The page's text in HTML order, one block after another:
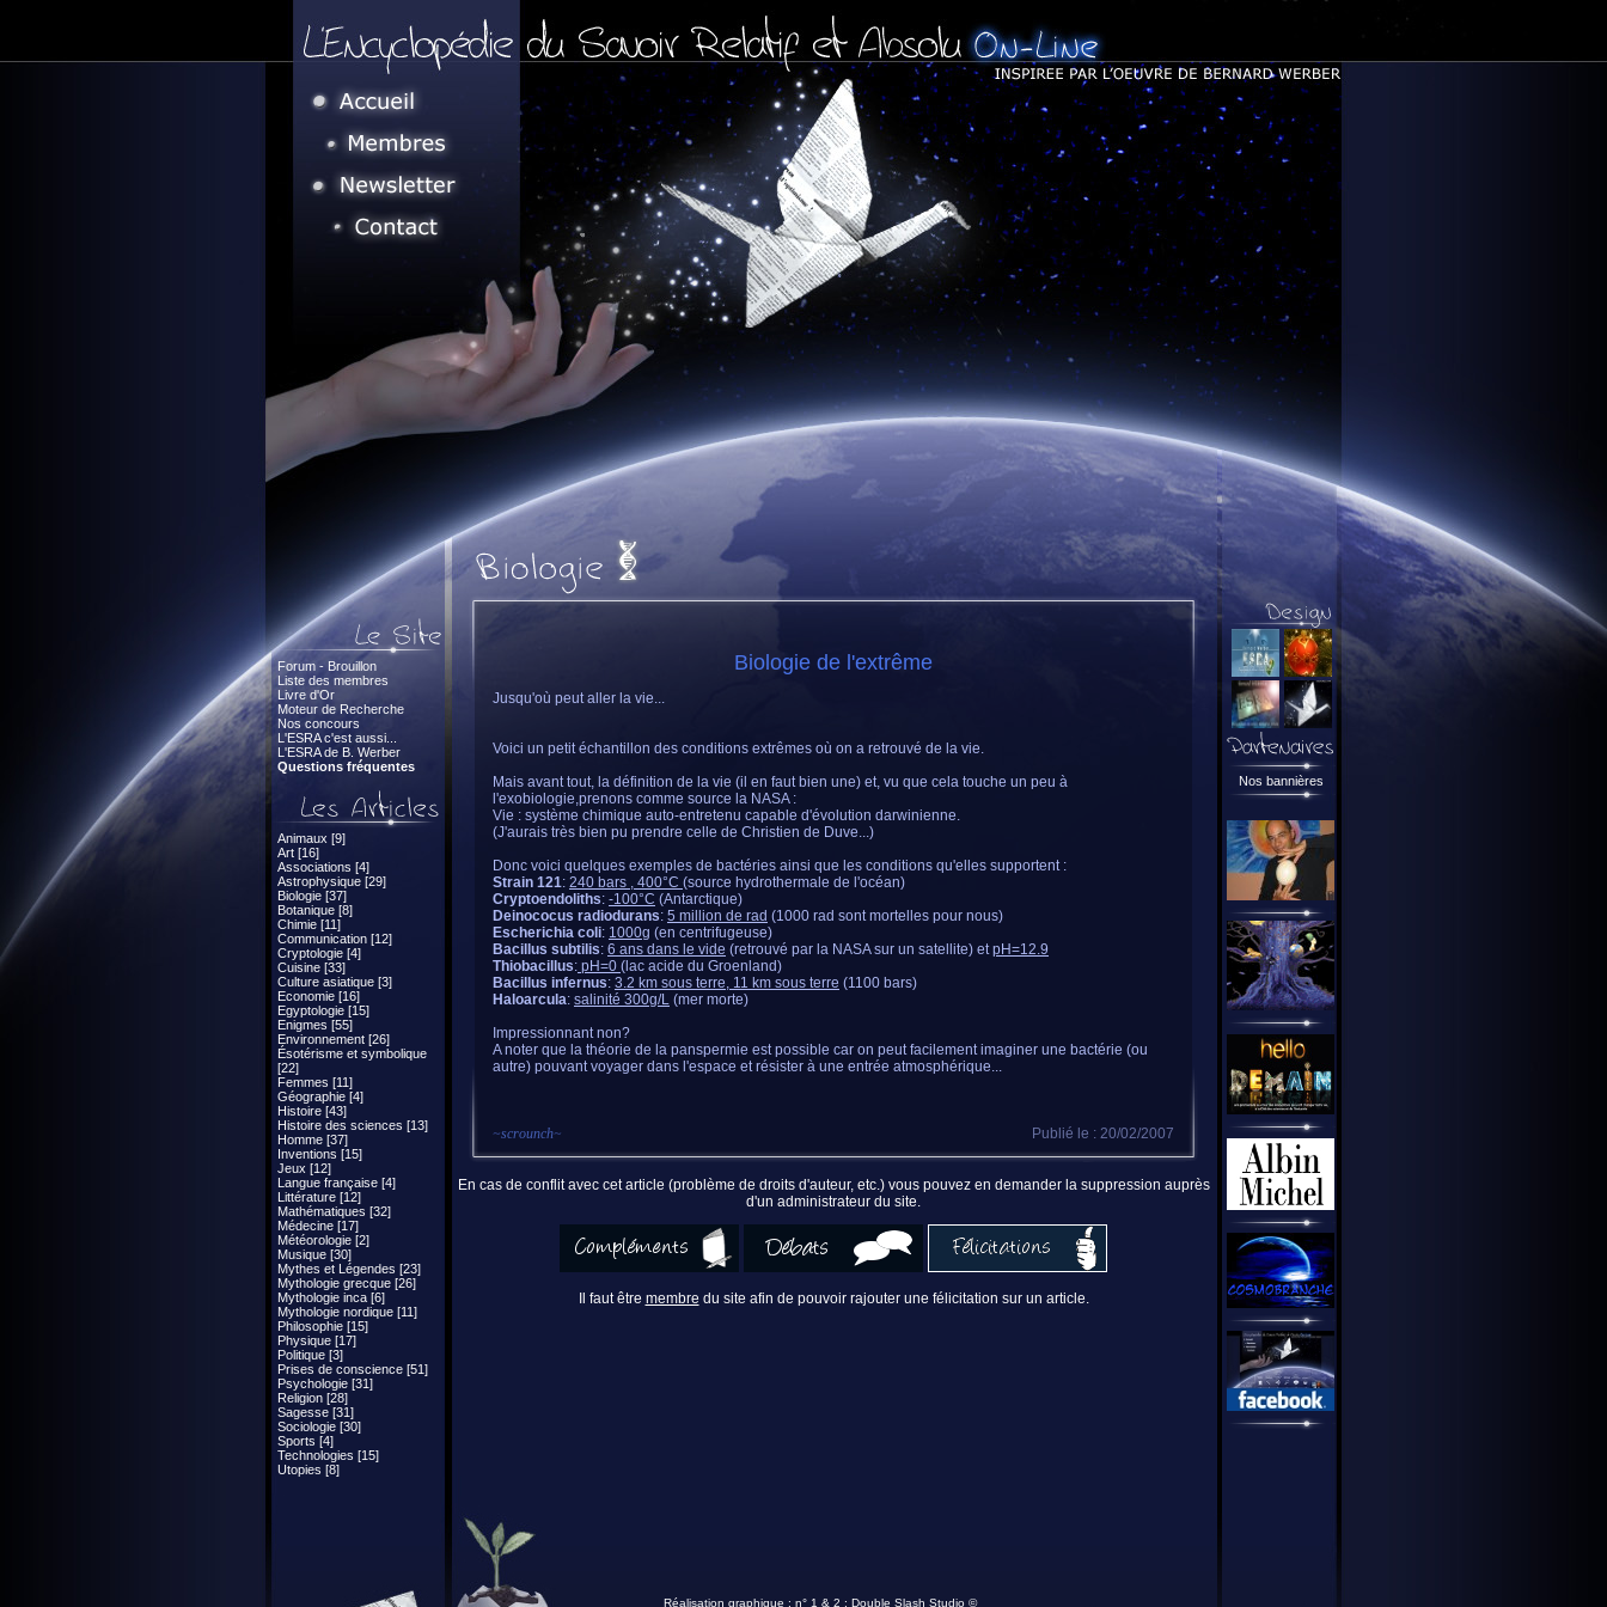
Forum - Brouillon
Liste des membres
Livre d'Or
Moteur de Recherche
Nos concours
L'ESRA c'est aussi...
L'ESRA de B. Werber
Questions fréquentes
Animaux [9]
Art [16]
Associations [4]
Astrophysique [29]
Biologie [37]
Botanique [8]
Chimie [11]
Communication [12]
Cryptologie [4]
Cuisine [33]
Culture asiatique [3]
Economie [16]
Egyptologie [15]
Enigmes [55]
Environnement [26]
Ésotérisme et symbolique
[22]
Femmes [11]
Géographie [4]
Histoire [43]
Histoire des sciences [13]
Homme [37]
Inventions [15]
Jeux [12]
Langue française [4]
Littérature [12]
Mathématiques [32]
Médecine [17]
Météorologie [2]
Musique [30]
Mythes et Légendes [23]
Mythologie grecque [26]
Mythologie inca [6]
Mythologie nordique [11]
Philosophie [15]
Physique [17]
Politique [3]
Prises de conscience [51]
Psychologie [31]
Religion [28]
Sagesse [31]
Sociologie [30]
Sports [4]
Technologies [15]
Utopies [8]
Biologie de l'extrême
Jusqu'où peut aller la vie...
Voici un petit échantillon des conditions extrêmes où on a retrouvé de la vie.
Mais avant tout, la définition de la vie (il en faut bien une) et, vu que cela touche un peu à
l'exobiologie,prenons comme source la NASA :
Vie : système chimique auto-entretenu capable d'évolution darwinienne.
(J'aurais très bien pu prendre celle de Christien de Duve...)
Donc voici quelques exemples de bactéries ainsi que les conditions qu'elles supportent :
Strain 121: 240 bars , 400°C (source hydrothermale de l'océan)
Cryptoendoliths: -100°C (Antarctique)
Deinococus radiodurans: 5 million de rad (1000 rad sont mortelles pour nous)
Escherichia coli: 1000g (en centrifugeuse)
Bacillus subtilis: 6 ans dans le vide (retrouvé par la NASA sur un satellite) etpH=12.9
Thiobacillus: pH=0 (lac acide du Groenland)
Bacillus infernus: 3.2 km sous terre, 11 km sous terre (1100 bars)
Haloarcula: salinité 300g/L (mer morte)
Impressionnant non?
A noter que la théorie de la panspermie est possible car on peut facilement imaginer une bactérie (ou
autre) pouvant voyager dans l'espace et résister à une entrée atmosphérique...
~scrounch~ Publié le : 20/02/2007
En cas de conflit avec cet article (problème de droits d'auteur, etc.) vous pouvez en demander la suppression auprès
d'un administrateur du site.
Il faut être membre du site afin de pouvoir rajouter une félicitation sur un article.
Nos bannières
Réalisation graphique : n° 1 & 2 : Double Slash Studio ©